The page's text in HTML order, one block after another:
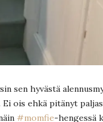
sen hyvästä
Ei ois ehkä pitänyt
#momfie-hengessä